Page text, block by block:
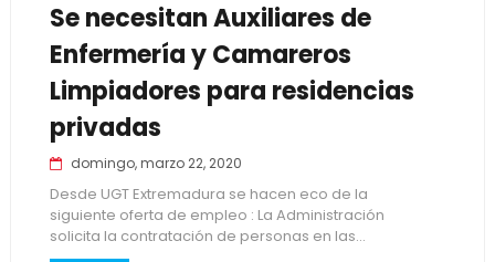
Se necesitan Auxiliares de
Enfermería y Camareros
Limpiadores para residencias
privadas
domingo, marzo 22, 2020
Desde UGT Extremadura se hacen eco de la
siguiente oferta de empleo : La Administración
solicita la contratación de personas en las...